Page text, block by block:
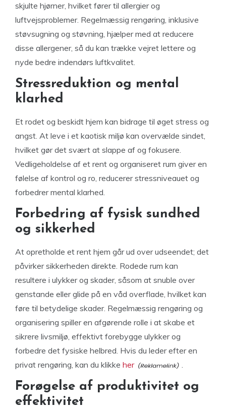
skjulte hjørner, hvilket fører til allergier og
luftvejsproblemer. Regelmæssig rengøring, inklusive
støvsugning og støvning, hjælper med at reducere
disse allergener, så du kan trække vejret lettere og
nyde bedre indendørs luftkvalitet.
Stressreduktion og mental
klarhed
Et rodet og beskidt hjem kan bidrage til øget stress og
angst. At leve i et kaotisk miljø kan overvælde sindet,
hvilket gør det svært at slappe af og fokusere.
Vedligeholdelse af et rent og organiseret rum giver en
følelse af kontrol og ro, reducerer stressniveauet og
forbedrer mental klarhed.
Forbedring af fysisk sundhed
og sikkerhed
At opretholde et rent hjem går ud over udseendet; det
påvirker sikkerheden direkte. Rodede rum kan
resultere i ulykker og skader, såsom at snuble over
genstande eller glide på en våd overflade, hvilket kan
føre til betydelige skader. Regelmæssig rengøring og
organisering spiller en afgørende rolle i at skabe et
sikrere livsmiljø, effektivt forebygge ulykker og
forbedre det fysiske helbred. Hvis du leder efter en
privat rengøring, kan du klikke her .
Forøgelse af produktivitet og
effektivitet